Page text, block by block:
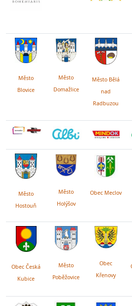
Město
Blovice
Město
Domažlice
Město Bělá
nad
Radbuzou
Město
Hostouň
Město
Holýšov
Obec Meclov
Obec Česká
Kubice
Město
Poběžovice
Obec
Křenovy